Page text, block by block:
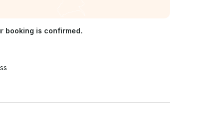
booking is confirmed.